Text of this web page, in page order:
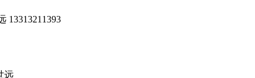
13313211393
远